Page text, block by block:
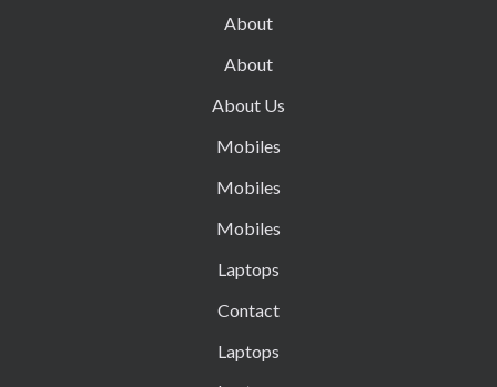
About
About
About Us
Mobiles
Mobiles
Mobiles
Laptops
Contact
Laptops